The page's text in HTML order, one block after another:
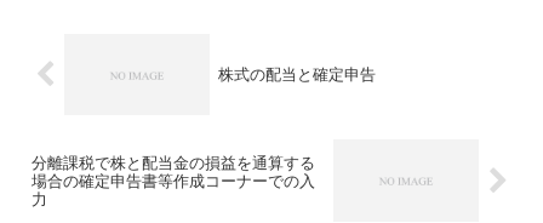
株式の配当と確定申告
分離課税で株と配当金の損益を通算する
場合の確定申告書等作成コーナーでの入
力